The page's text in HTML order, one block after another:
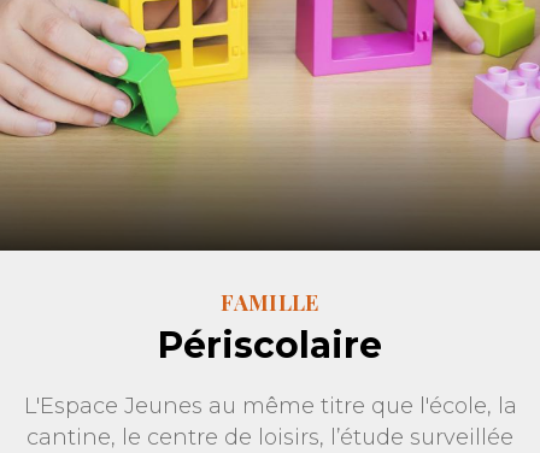
FAMILLE
Périscolaire
L'Espace Jeunes au même titre que l'école, la
cantine, le centre de loisirs, l’étude surveillée